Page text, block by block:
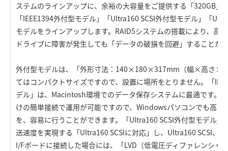
ステムのラインアップに、余裕の大容量をご提供する「320GB」
「IEEE1394外付型モデル」「Ultra160 SCSI外付型モデル」「
モデルをラインアップします。RAID5システムの搭載により、高
ドライブに障害が発生しても「データの破損を回避」することが
外付型モデルは、「外形寸法：140×180×317mm（幅×高さ×
てはコンパクトサイズですので、設置に場所をとりません。「
デル」は、Macintosh環境でのデータ保存システムに最適です。
けの簡単接続で運用が可能ですので、Windowsパソコンでも高い
を、容易に行うことができます。「Ultra160 SCSI外付型モデル
送速度を実現する「Ultra160 SCSIに対応」し、Ultra160 SCSI、
I/Fボードに接続した場合には、「LVD（低電圧ディファレンシャ